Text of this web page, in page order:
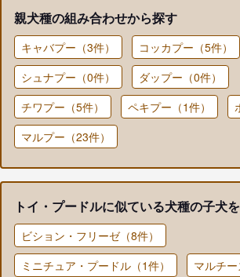
親犬種の組み合わせから探す
キャバプー（3件）
コッカプー（5件）
シュナプー（0件）
ダップー（0件）
チワプー（5件）
ペキプー（1件）
マルプー（23件）
トイ・プードルに似ている犬種の子犬
ビション・フリーゼ（8件）
ミニチュア・プードル（1件）
マルチー